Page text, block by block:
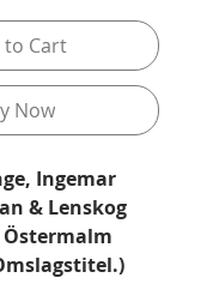
to Cart
Now
Ingemar
& Lenskog